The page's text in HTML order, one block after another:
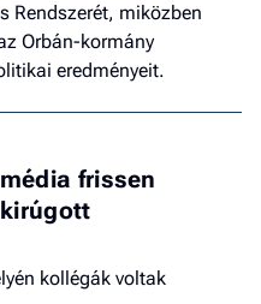
Rendszerét, miközben
Orbán-kormány
eredményeit.
frissen
kollégák voltak